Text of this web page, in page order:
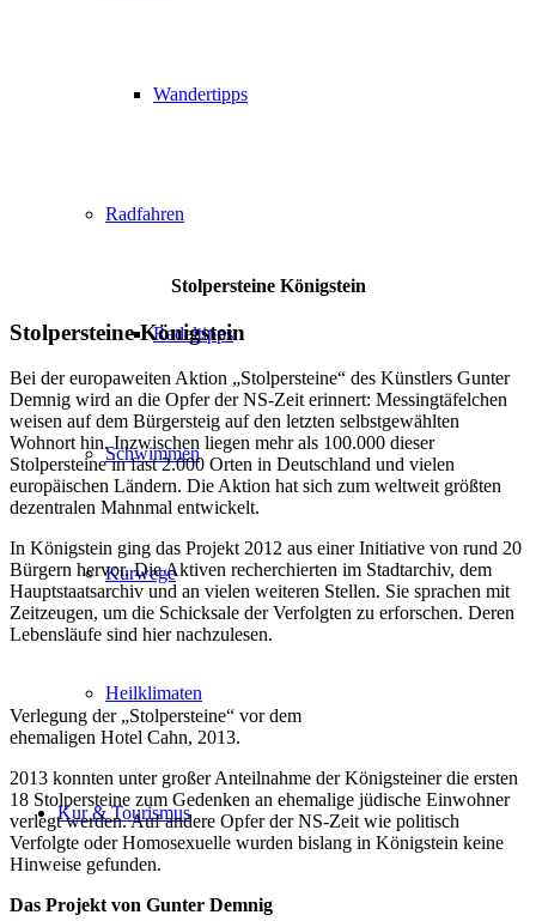
Wandertipps
Radfahren
Radeltipps
Schwimmen
Kurwege
Heilklimaten
Kur & Tourismus
Stolpersteine Königstein
Stolpersteine Königstein
Bei der europaweiten Aktion „Stolpersteine“ des Künstlers Gunter
Demnig wird an die Opfer der NS-Zeit erinnert: Messingtäfelchen
weisen auf dem Bürgersteig auf den letzten selbstgewählten
Wohnort hin. Inzwischen liegen mehr als 100.000 dieser
Stolpersteine in fast 2.000 Orten in Deutschland und vielen
europäischen Ländern. Die Aktion hat sich zum weltweit größten
dezentralen Mahnmal entwickelt.
In Königstein ging das Projekt 2012 aus einer Initiative von rund 20
Bürgern hervor. Die Aktiven recherchierten im Stadtarchiv, dem
Hauptstaatsarchiv und an vielen weiteren Stellen. Sie sprachen mit
Zeitzeugen, um die Schicksale der Verfolgten zu erforschen. Deren
Lebensläufe sind hier nachzulesen.
Verlegung der „Stolpersteine“ vor dem
ehemaligen Hotel Cahn, 2013.
2013 konnten unter großer Anteilnahme der Königsteiner die ersten
18 Stolpersteine zum Gedenken an ehemalige jüdische Einwohner
verlegt werden. Auf andere Opfer der NS-Zeit wie politisch
Verfolgte oder Homosexuelle wurden bislang in Königstein keine
Hinweise gefunden.
Das Projekt von Gunter Demnig